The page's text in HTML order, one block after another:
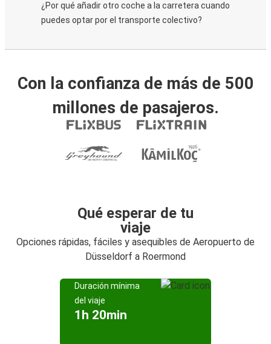
¿Por qué añadir otro coche a la carretera cuando
puedes optar por el transporte colectivo?
Con la confianza de más de 500
millones de pasajeros.
Qué esperar de tu
viaje
Opciones rápidas, fáciles y asequibles de Aeropuerto de
Düsseldorf a Roermond
Duración mínima
del viaje
1h 20min